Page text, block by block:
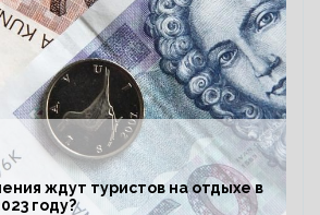
ждут туристов на отдыхе в
году?